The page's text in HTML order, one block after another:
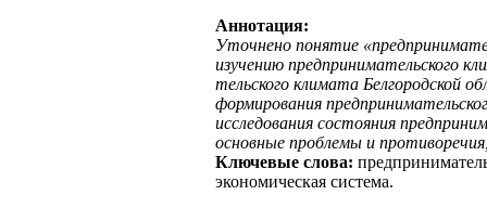
Аннотация:
Уточнено понятие
изучению предпринимательского
тельского климата Белгородской
формирования
исследования состояния
основные проблемы и
Ключевые слова:
экономическая система.